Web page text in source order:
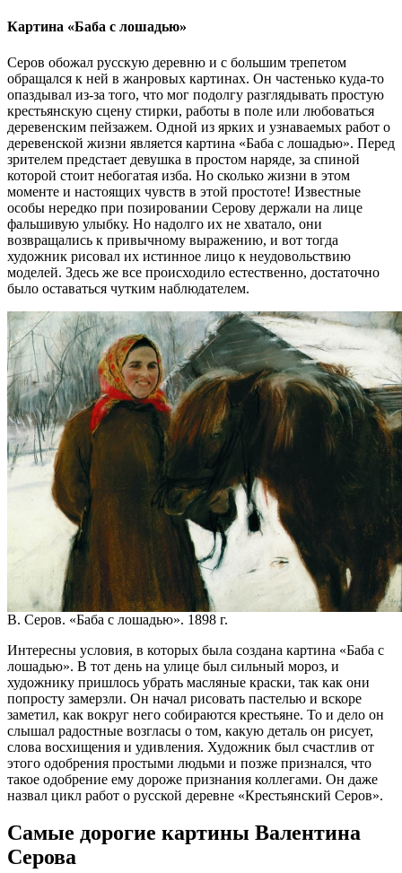
Картина «Баба с лошадью»
Серов обожал русскую деревню и с большим трепетом
обращался к ней в жанровых картинах. Он частенько куда-то
опаздывал из-за того, что мог подолгу разглядывать простую
крестьянскую сцену стирки, работы в поле или любоваться
деревенским пейзажем. Одной из ярких и узнаваемых работ о
деревенской жизни является картина «Баба с лошадью». Перед
зрителем предстает девушка в простом наряде, за спиной
которой стоит небогатая изба. Но сколько жизни в этом
моменте и настоящих чувств в этой простоте! Известные
особы нередко при позировании Серову держали на лице
фальшивую улыбку. Но надолго их не хватало, они
возвращались к привычному выражению, и вот тогда
художник рисовал их истинное лицо к неудовольствию
моделей. Здесь же все происходило естественно, достаточно
было оставаться чутким наблюдателем.
В. Серов. «Баба с лошадью». 1898 г.
Интересны условия, в которых была создана картина «Баба с
лошадью». В тот день на улице был сильный мороз, и
художнику пришлось убрать масляные краски, так как они
попросту замерзли. Он начал рисовать пастелью и вскоре
заметил, как вокруг него собираются крестьяне. То и дело он
слышал радостные возгласы о том, какую деталь он рисует,
слова восхищения и удивления. Художник был счастлив от
этого одобрения простыми людьми и позже признался, что
такое одобрение ему дороже признания коллегами. Он даже
назвал цикл работ о русской деревне «Крестьянский Серов».
Самые дорогие картины Валентина
Серова